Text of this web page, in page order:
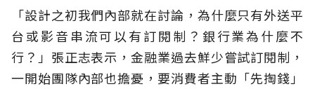
「設計之初我們內部就在討論，為什麼只有外送平
台或影音串流可以有訂閱制？銀行業為什麼不
行？」張正志表示，金融業過去鮮少嘗試訂閱制，
一開始團隊內部也擔憂，要消費者主動「先掏錢」